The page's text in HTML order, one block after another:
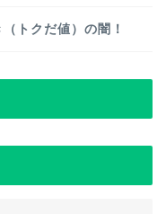
トクだ値）の闇！